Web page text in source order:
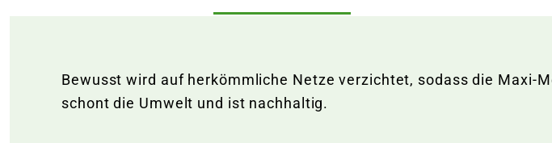
Bewusst wird auf herkömmliche Netze verzichtet, sodass die Maxi-
schont die Umwelt und ist nachhaltig.